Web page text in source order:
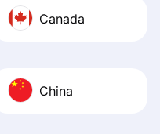
Canada
China